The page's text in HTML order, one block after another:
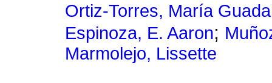
Ortiz-Torres, María
Espinoza, E. Aaron;
Marmolejo, Lissette